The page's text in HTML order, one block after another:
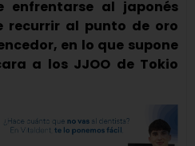
al japonés
recurrir al punto de oro
en lo que supone
a los JJOO de Tokio